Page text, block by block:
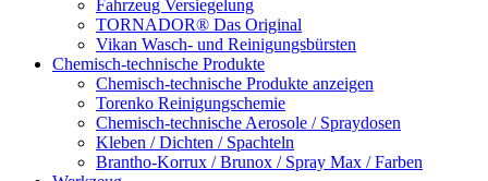
Fahrzeug Versiegelung
TORNADOR® Das Original
Vikan Wasch- und Reinigungsbürsten
Chemisch-technische Produkte
Chemisch-technische Produkte anzeigen
Torenko Reinigungschemie
Chemisch-technische Aerosole / Spraydosen
Kleben / Dichten / Spachteln
Brantho-Korrux / Brunox / Spray Max / Farben